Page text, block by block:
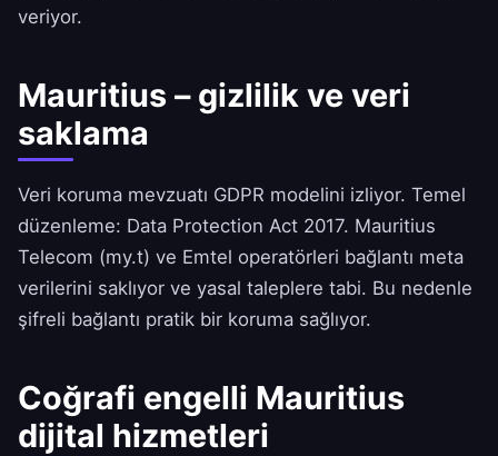
veriyor.
Mauritius – gizlilik ve veri
saklama
Veri koruma mevzuatı GDPR modelini izliyor. Temel
düzenleme: Data Protection Act 2017. Mauritius
Telecom (my.t) ve Emtel operatörleri bağlantı meta
verilerini saklıyor ve yasal taleplere tabi. Bu nedenle
şifreli bağlantı pratik bir koruma sağlıyor.
Coğrafi engelli Mauritius
dijital hizmetleri